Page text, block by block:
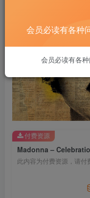
此内容为付费资源，请付
付费资源
会员必读有各种
会员必读有各